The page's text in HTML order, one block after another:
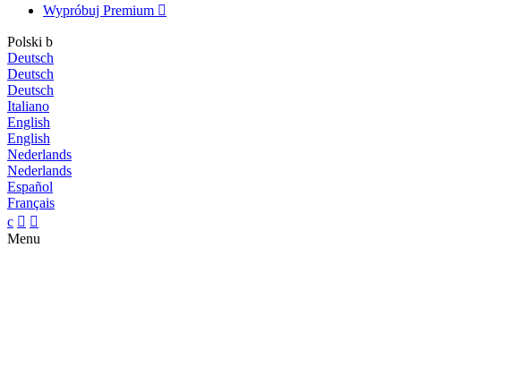
Wypróbuj Premium 
Polski b
Deutsch
Deutsch
Deutsch
Italiano
English
English
Nederlands
Nederlands
Español
Français
c  
Menu